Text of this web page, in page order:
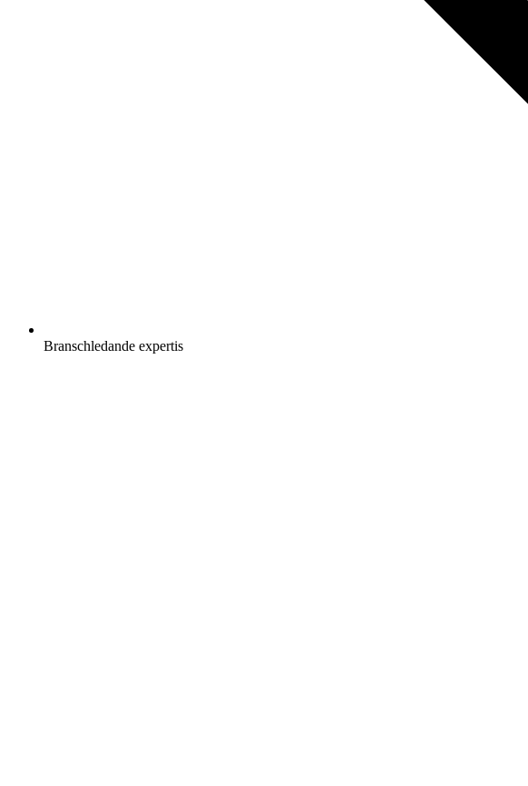
Branschledande expertis